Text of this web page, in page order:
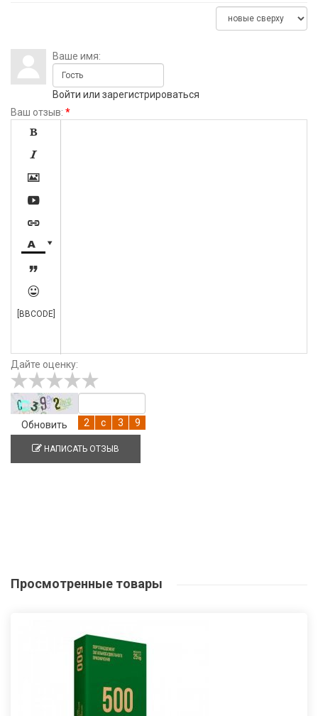
Ваше имя:
Войти или зарегистрироваться
Ваш отзыв: *









[BBCODE]
Дайте оценку:
Обновить
НАПИСАТЬ ОТЗЫВ
Просмотренные товары